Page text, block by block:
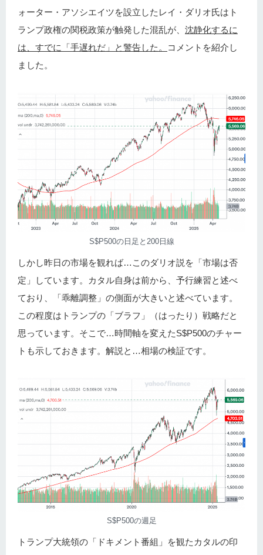
ォーター・アソシエイツを設立したレイ・ダリオ氏はト
ランプ政権の関税政策が触発した混乱が、 沈静化するに
は、すでに「手遅れだ」と警告した。
コメントを紹介し
ました。
S$P500の日足と200日線
しかし昨日の市場を観れば…このダリオ説を「市場は否
定」しています。カタル自身は前から、予行練習と述べ
ており、「乖離調整」の側面が大きいと述べています。
この程度はトランプの「ブラフ」（はったり）戦略だと
思っています。そこで…時間軸を変えたS$P500のチャー
トも示しておきます。解説と…相場の検証です。
S$P500の週足
トランプ大統領の「ドキメント番組」を観たカタルの印